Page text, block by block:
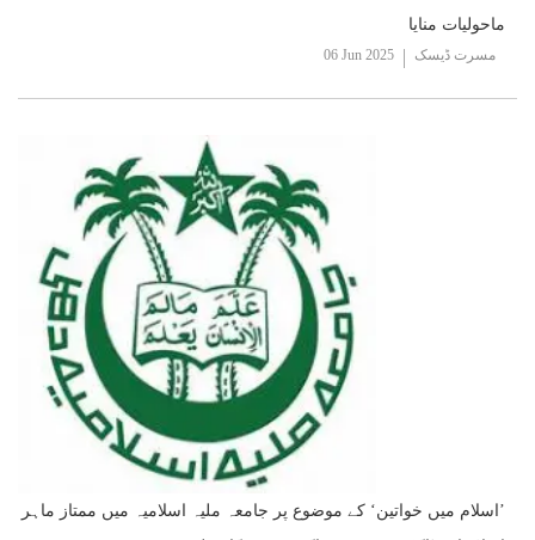
ماحولیات منایا
06 Jun 2025 مسرت ڈیسک
’اسلام میں خواتین‘ کے موضوع پر جامعہ ملیہ اسلامیہ میں ممتاز ماہر